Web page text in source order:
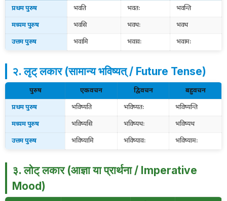
प्रथम पुरुष भवति भवतः भवन्ति
मध्यम पुरुष भवसि भवथः भवथ
उत्तम पुरुष भवामि भवावः भवामः
२. लृट् लकार (सामान्य भविष्यत् / Future Tense)
पुरुष एकवचन द्विवचन बहुवचन
प्रथम पुरुष भविष्यति भविष्यतः भविष्यन्ति
मध्यम पुरुष भविष्यसि भविष्यथः भविष्यथ
उत्तम पुरुष भविष्यामि भविष्यावः भविष्यामः
३. लोट् लकार (आज्ञा या प्रार्थना / Imperative
Mood)